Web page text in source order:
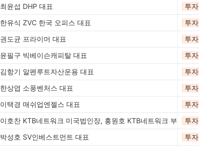
최윤섭 DHP 대표
투자
한유식 ZVC 한국 오피스 대표
투자
권도균 프라이머 대표
투자
윤필구 빅베이슨캐피탈 대표
투자
김항기 알펜루트자산운용 대표
투자
한상엽 소풍벤처스 대표
투자
이택경 매쉬업엔젤스 대표
투자
이호찬 KTB네트워크 미국법인장, 홍원호 KTB네트워크 부사장투자
박성호 SV인베스트먼트 대표
투자